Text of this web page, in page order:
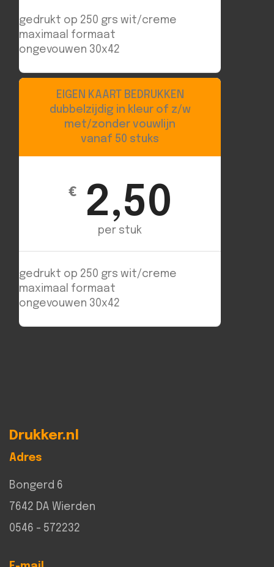
gedrukt op 250 grs wit/creme
maximaal formaat
ongevouwen 30x42
EIGEN KAART BEDRUKKEN
dubbelzijdig in kleur of z/w
met/zonder vouwlijn
vanaf 50 stuks
€ 2,50
per stuk
gedrukt op 250 grs wit/creme
maximaal formaat
ongevouwen 30x42
Drukker.nl
Adres
Bongerd 6
7642 DA Wierden
0546 - 572232